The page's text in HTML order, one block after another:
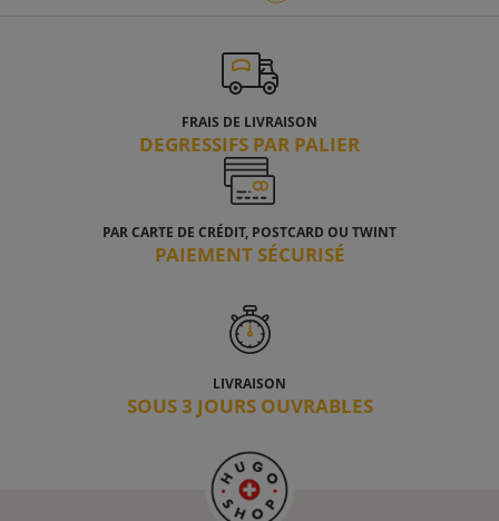
FRAIS DE LIVRAISON
DEGRESSIFS PAR PALIER
PAR CARTE DE CRÉDIT, POSTCARD OU TWINT
PAIEMENT SÉCURISÉ
LIVRAISON
SOUS 3 JOURS OUVRABLES